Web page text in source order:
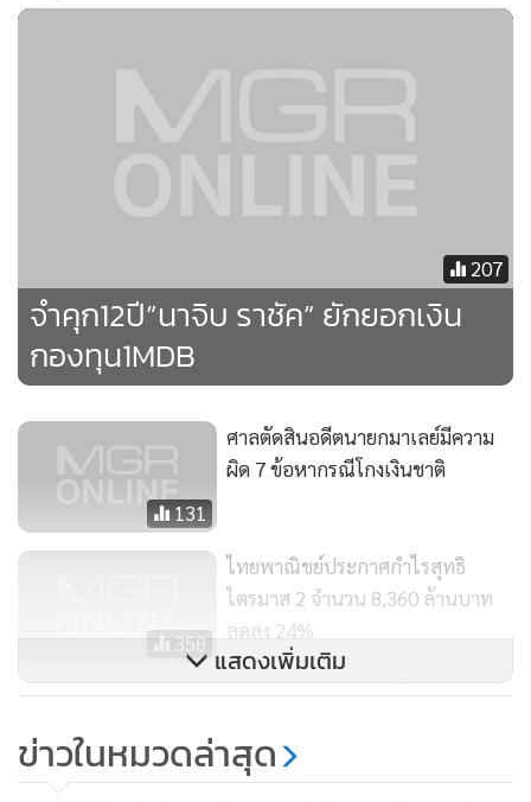
ใดๆ ทั้งสิ้น และดูมีท่าทางเงียบสงบขณะศาลอ่านคำตัดสิน
อดีตนายกรัฐมนตรีมาเลเซีย นาจิบ ราซัค (กลาง) กล่าวกับ
สื่อมวลชนในวันอังคาร (28 ก.ค.) ภายหลังศาลสูงของ
กัวลาลัมเปอร์ตัดสินว่าเขามีความผิดฐานยักยอกเงินจากกองทุน
1 เอ็มดีบี
ทางด้าน ชาร์ลส์ ซานเตียโก สมาชิกฝ่ายค้านในรัฐสภามาเลเซีย
การตัดสินความผิดนาจิบเป็นการส่งสัญญาณชัดเจนว่า
ผู้นำที่ทำผิดขณะปฏิบัติหน้าที่ต้องรับผิดชอบการกระทำของตัว
207
จำคุก12ปี”นาจิบ ราชัค” ยักยอกเงิน
กองทุน1MDB
131
ศาลตัดสินอดีตนายกมาเลย์มีความ
ผิด 7 ข้อหากรณีโกงเงินชาติ
358
ไทยพาณิชย์ประกาศกำไรสุทธิ
ไตรมาส 2 จำนวน 8,360 ล้านบาท
ลดลง 24%
25
"ช่อ"ยกกระบวนการยุติธรรมมาเลย์
แสดงเพิ่มเติม
ข่าวในหมวดล่าสุด